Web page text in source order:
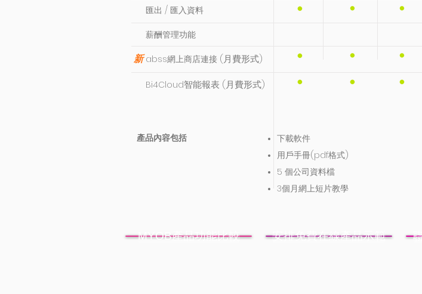
薪酬管理功能
匯出 / 匯入資料
下載軟件
用戶手冊(pdf格式)
5 個公司資料檔
3個月網上短片教學
產品內容包括
abss網上商店連接 (月費形式)
Bi4Cloud智能報表 (月費形式)
新
MYOB產品功能比較 安排免費在線產品示範